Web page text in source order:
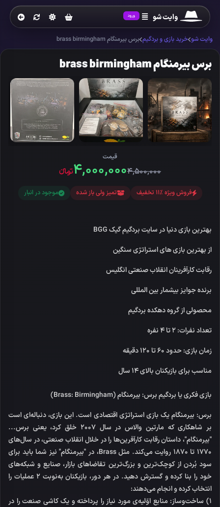
وایت شو ورود
وایت شو خرید بازی و بردگیم برس بیرمنگام brass birmingham
برس بیرمنگام brass birmingham
قیمت
۴,۵۰۰,۰۰۰۴,۰۰۰,۰۰۰تومانءء
فروش ویژه %11 تخفیف تمیز ولی باز شده موجود در انبار
بهترین بازی دنیا در سایت بردگیم گیک BGG
از بهترین بازی های استراتژی سنگین
رقابت کارآفرینان انقلاب صنعتی انگلیس
برنده جوایز بیشمار بین المللی
محصولی از گروه دهکده بردگیم
تعداد نفرات: 2 تا 4 نفره
زمان بازی: حدود 60 تا 120 دقیقه
مناسب برای بازیکنان بالای 14 سال
بازی فکری یا بردگیم برس: بیرمنگام (Brass: Birmingham)
برس: بیرمنگام یک بازی استراتژی اقتصادی است. این بازی، دنباله‌ای است
بر شاهکاری که مارتین والاس در سال 2007 خلق کرد، یعنی برس...
"بیرمنگام"، داستان رقابت کارآفرین‌ها را در خلال انقلاب صنعتی، در سال‌های
1770 تا 1870 روایت می‌کند. مثل Brass، در "بیرمنگام" نیز شما باید برای
سود بُردن از کوچک‌ترین و بزرگ‌ترین تقاضاهای بازار، صنایع و شبکه‌های
خود را بنا کرده و گسترش دهید. در هر دور، بازیکنان به‌نوبت 2 عملیات را
انتخاب کرده و انجام می‌دهند:
1) ساخت‌وساز: منابع اوّلیه‌ی مورد نیاز را پرداخته و یک کاشی صنعت را در